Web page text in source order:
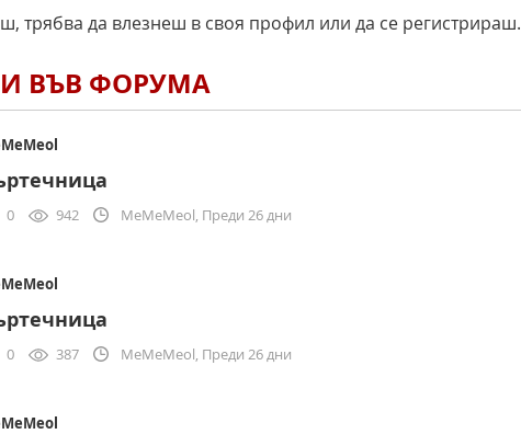
трябва да влезнеш в своя профил или да се регистрираш.
ВЪВ ФОРУМА
0 942 MeMeMeol, Преди 26 дни
0 387 MeMeMeol, Преди 26 дни